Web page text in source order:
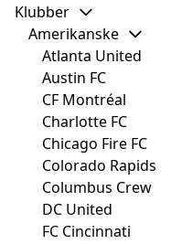
Klubber
Amerikanske
Atlanta United
Austin FC
CF Montréal
Charlotte FC
Chicago Fire FC
Colorado Rapids
Columbus Crew
DC United
FC Cincinnati